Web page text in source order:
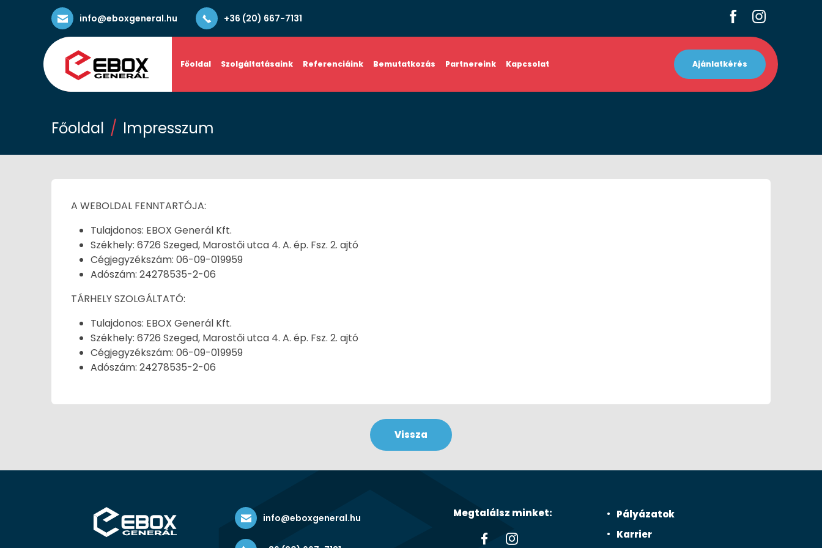
info@eboxgeneral.hu +36 (20) 667-7131
Főoldal Szolgáltatásaink Referenciáink Bemutatkozás Partnereink Kapcsolat Ajánlatkérés
Főoldal Impresszum
A WEBOLDAL FENNTARTÓJA:
Tulajdonos: EBOX Generál Kft.
Székhely: 6726 Szeged, Marostői utca 4. A. ép. Fsz. 2. ajtó
Cégjegyzékszám: 06-09-019959
Adószám: 24278535-2-06
TÁRHELY SZOLGÁLTATÓ:
Tulajdonos: EBOX Generál Kft.
Székhely: 6726 Szeged, Marostői utca 4. A. ép. Fsz. 2. ajtó
Cégjegyzékszám: 06-09-019959
Adószám: 24278535-2-06
Vissza
info@eboxgeneral.hu Megtalálsz minket:
Pályázatok
Karrier